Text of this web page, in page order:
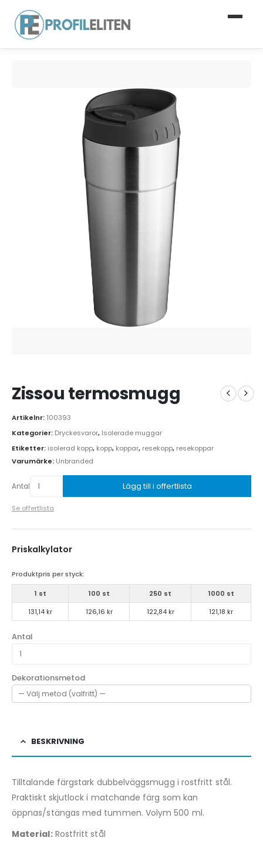
Zissou termosmugg
Artikelnr: 100393
Kategorier: Dryckesvaror, Isolerade muggar
Etiketter: isolerad kopp, kopp, koppar, resekopp, resekoppar
Varumärke: Unbranded
Antal Lägg till i offertlista
Se offertlista
Priskalkylator
Produktpris per styck:
1 st 100 st 250 st
1000 st
131,14 kr
126,16 kr 122,84 kr 121,18 kr
Antal
Dekorationsmetod
BESKRIVNING
Tilltalande färgstark dubbelväggsmugg i rostfritt stål.
Praktiskt skjutlock i matchande färg som kan
öppnas/stängas med tummen. Volym 500 ml.
Material:Rostfritt stål